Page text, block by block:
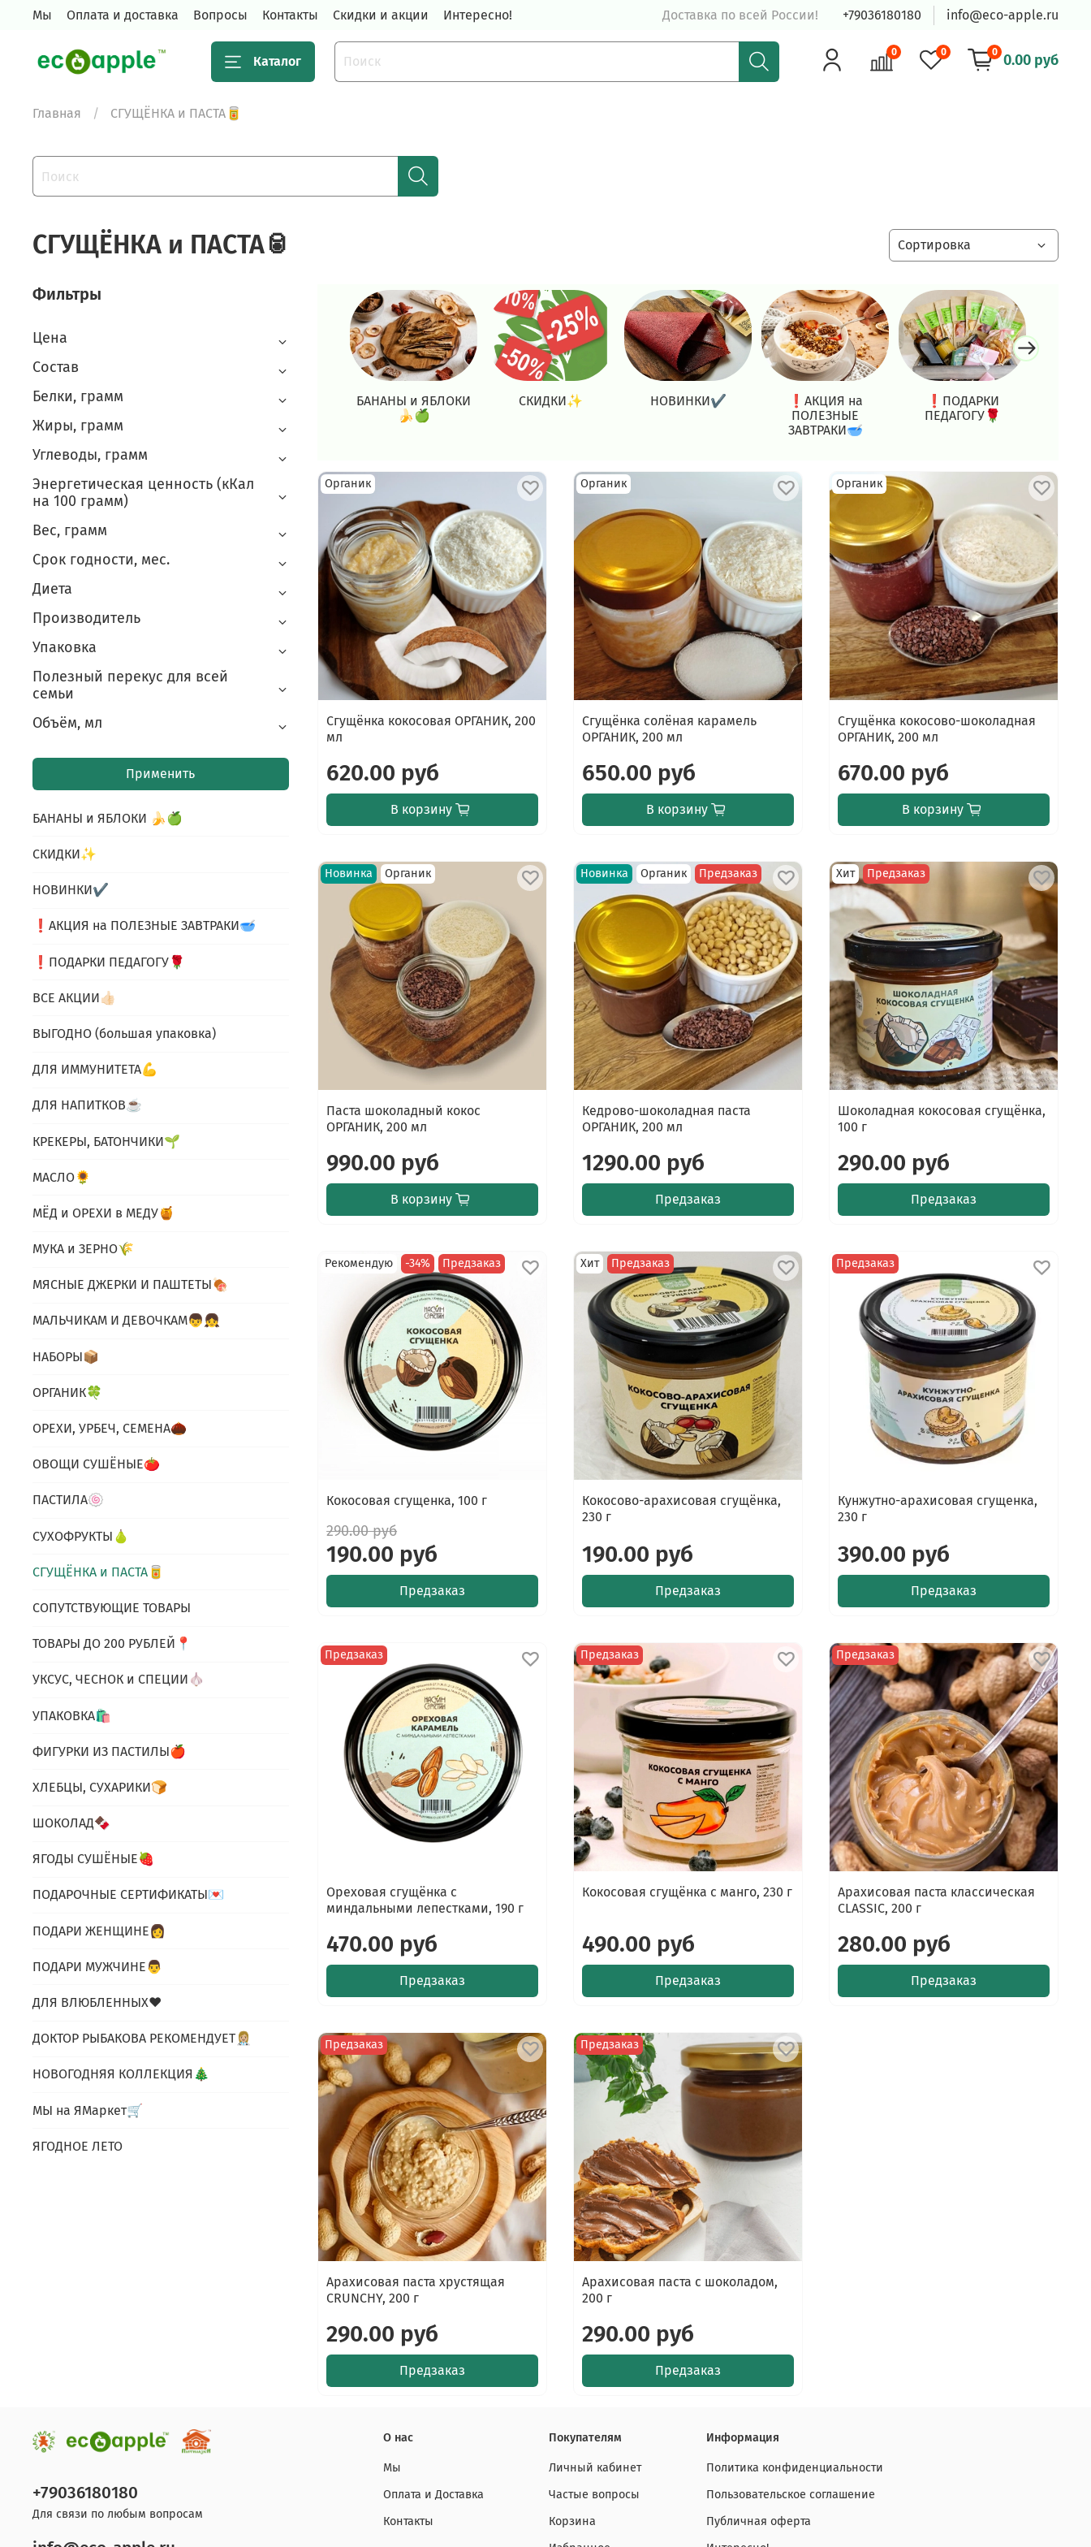
Мы Оплата и доставка Вопросы Контакты Скидки и акции Интересно! Доставка по всей России! +79036180180 info@eco-apple.ru
Каталог
0 0 0 0.00 руб
Главная СГУЩЁНКА и ПАСТА🥫
СГУЩЁНКА и ПАСТА🥫
БАНАНЫ и ЯБЛОКИ
🍌🍏
СКИДКИ✨ НОВИНКИ✔
❗АКЦИЯ на
ПОЛЕЗНЫЕ
ЗАВТРАКИ🥣
❗ПОДАРКИ
ПЕДАГОГУ🌹
Органик
Сгущёнка кокосовая ОРГАНИК, 200
мл
620.00 руб
В корзину
Органик
Сгущёнка солёная карамель
ОРГАНИК, 200 мл
650.00 руб
В корзину
Органик
Сгущёнка кокосово-шоколадная
ОРГАНИК, 200 мл
670.00 руб
В корзину
Новинка Органик
Паста шоколадный кокос
ОРГАНИК, 200 мл
990.00 руб
В корзину
Новинка Органик Предзаказ
Кедрово-шоколадная паста
ОРГАНИК, 200 мл
1290.00 руб
Предзаказ
Хит Предзаказ
Шоколадная кокосовая сгущёнка,
100 г
290.00 руб
Предзаказ
Рекомендую -34% Предзаказ
Кокосовая сгущенка, 100 г
290.00 руб
190.00 руб
Предзаказ
Хит Предзаказ
Кокосово-арахисовая сгущёнка,
230 г
190.00 руб
Предзаказ
Предзаказ
Кунжутно-арахисовая сгущенка,
230 г
390.00 руб
Предзаказ
Предзаказ
Ореховая сгущёнка с
миндальными лепестками, 190 г
470.00 руб
Предзаказ
Предзаказ
Кокосовая сгущёнка с манго, 230 г
490.00 руб
Предзаказ
Предзаказ
Арахисовая паста классическая
CLASSIC, 200 г
280.00 руб
Предзаказ
Предзаказ
Арахисовая паста хрустящая
CRUNCHY, 200 г
290.00 руб
Предзаказ
Предзаказ
Арахисовая паста с шоколадом,
200 г
290.00 руб
Предзаказ
Фильтры
Цена
Состав
Белки, грамм
Жиры, грамм
Углеводы, грамм
Энергетическая ценность (кКал
на 100 грамм)
Вес, грамм
Срок годности, мес.
Диета
Производитель
Упаковка
Полезный перекус для всей
семьи
Объём, мл
Применить
БАНАНЫ и ЯБЛОКИ 🍌🍏
СКИДКИ✨
НОВИНКИ✔
❗АКЦИЯ на ПОЛЕЗНЫЕ ЗАВТРАКИ🥣
❗ПОДАРКИ ПЕДАГОГУ🌹
ВСЕ АКЦИИ👍🏻
ВЫГОДНО (большая упаковка)
ДЛЯ ИММУНИТЕТА💪
ДЛЯ НАПИТКОВ☕️
КРЕКЕРЫ, БАТОНЧИКИ🌱
МАСЛО🌻
МЁД и ОРЕХИ в МЕДУ🍯
МУКА и ЗЕРНО🌾
МЯСНЫЕ ДЖЕРКИ И ПАШТЕТЫ🍖
МАЛЬЧИКАМ И ДЕВОЧКАМ👦👧
НАБОРЫ📦
ОРГАНИК🍀
ОРЕХИ, УРБЕЧ, СЕМЕНА🌰
ОВОЩИ СУШЁНЫЕ🍅
ПАСТИЛА🍥
СУХОФРУКТЫ🍐
СГУЩЁНКА и ПАСТА🥫
СОПУТСТВУЮЩИЕ ТОВАРЫ
ТОВАРЫ ДО 200 РУБЛЕЙ📍
УКСУС, ЧЕСНОК и СПЕЦИИ🧄
УПАКОВКА🛍
ФИГУРКИ ИЗ ПАСТИЛЫ🍎
ХЛЕБЦЫ, СУХАРИКИ🍞
ШОКОЛАД🍫
ЯГОДЫ СУШЁНЫЕ🍓
ПОДАРОЧНЫЕ СЕРТИФИКАТЫ💌
ПОДАРИ ЖЕНЩИНЕ👩
ПОДАРИ МУЖЧИНЕ👨
ДЛЯ ВЛЮБЛЕННЫХ❤
ДОКТОР РЫБАКОВА РЕКОМЕНДУЕТ👩🏼‍⚕️
НОВОГОДНЯЯ КОЛЛЕКЦИЯ🎄
МЫ на ЯМаркет🛒
ЯГОДНОЕ ЛЕТО
О нас
Мы
Оплата и Доставка
Контакты
Покупателям
Личный кабинет
Частые вопросы
Корзина
Информация
Политика конфиденциальности
Пользовательское соглашение
Публичная оферта
+79036180180
Для связи по любым вопросам